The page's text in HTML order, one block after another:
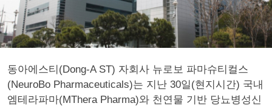
동아에스티(Dong-A ST) 자회사 뉴로보 파마슈티컬스
(NeuroBo Pharmaceuticals)는 지난 30일(현지시간) 국내
엠테라파마(MThera Pharma)와 천연물 기반 당뇨병성신